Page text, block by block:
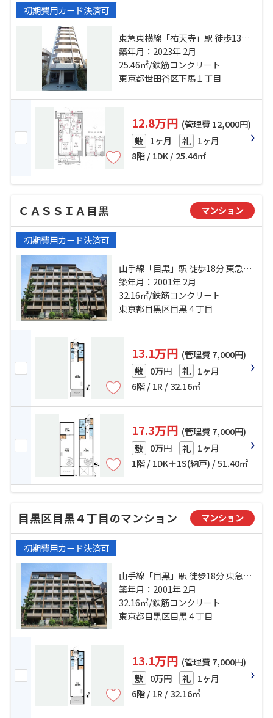
初期費用カード決済可
東急東横線「祐天寺」駅 徒歩13分
東急田園都市線「三軒茶屋」駅 徒
歩17分 東急田園都市線「池尻大
橋」駅 徒歩19分
築年月：2023年 2月
25.46㎡/鉄筋コンクリート
東京都世田谷区下馬１丁目
12.8万円 (管理費 12,000円)
敷 1ヶ月 礼 1ヶ月
8階 / 1DK / 25.46㎡
ＣＡＳＳＩＡ目黒 マンション
初期費用カード決済可
山手線「目黒」駅 徒歩18分 東急東
横線「祐天寺」駅 徒歩19分 東急目
黒線「不動前」駅 徒歩19分
築年月：2001年 2月
32.16㎡/鉄筋コンクリート
東京都目黒区目黒４丁目
13.1万円 (管理費 7,000円)
敷 0万円 礼 1ヶ月
6階 / 1R / 32.16㎡
17.3万円 (管理費 7,000円)
敷 0万円 礼 1ヶ月
1階 / 1DK＋1S(納戸) / 51.40㎡
目黒区目黒４丁目のマンション マンション
初期費用カード決済可
山手線「目黒」駅 徒歩18分 東急東
横線「祐天寺」駅 徒歩19分 東急目
黒線「不動前」駅 徒歩19分
築年月：2001年 2月
32.16㎡/鉄筋コンクリート
東京都目黒区目黒４丁目
13.1万円 (管理費 7,000円)
敷 0万円 礼 1ヶ月
6階 / 1R / 32.16㎡